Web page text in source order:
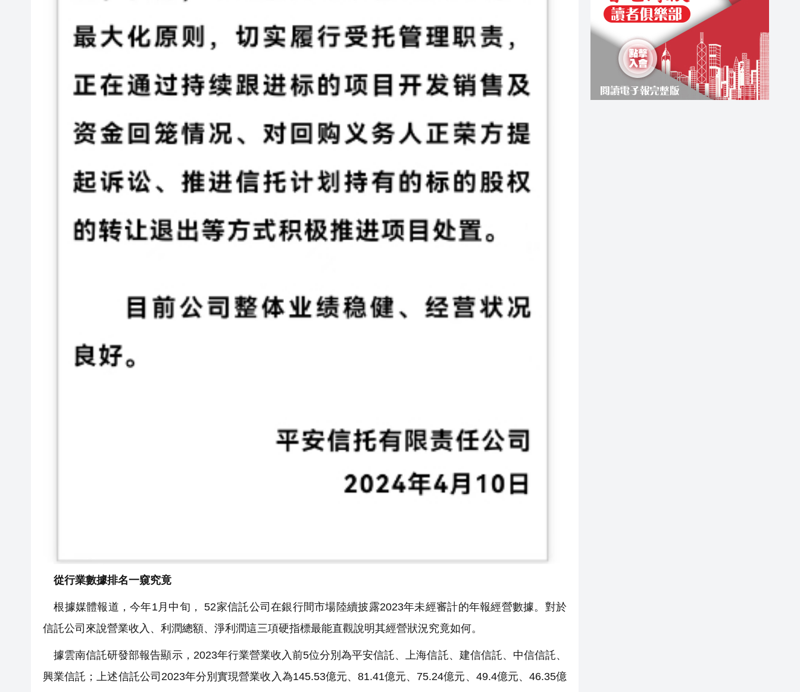
從行業數據排名一窺究竟
根據媒體報道，今年1月中旬， 52家信託公司在銀行間市場陸續披露2023年未經審計的年報經營數據。對於
信託公司來說營業收入、利潤總額、淨利潤這三項硬指標最能直觀說明其經營狀況究竟如何。
據雲南信託研發部報告顯示，2023年行業營業收入前5位分別為平安信託、上海信託、建信信託、中信信託、
興業信託；上述信託公司2023年分別實現營業收入為145.53億元、81.41億元、75.24億元、49.4億元、46.35億